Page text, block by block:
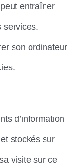
entraîner
services.
son ordinateur
d’information
stockés sur
visite sur ce